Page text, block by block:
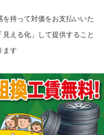
持って対価をお支払いいた
える化」して提供すること
ます